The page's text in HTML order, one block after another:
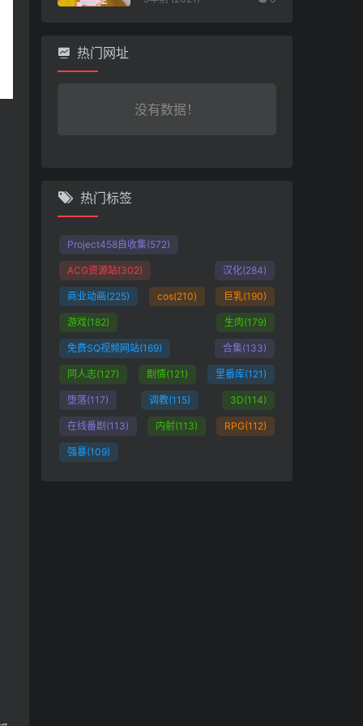
热门网址
没有数据！
热门标签
Project458自收集(572)
ACG资源站(302) 汉化(284)
商业动画(225) cos(210) 巨乳(190)
游戏(182) 生肉(179)
免费SQ视频网站(169) 合集(133)
同人志(127) 剧情(121) 里番库(121)
堕落(117) 调教(115) 3D(114)
在线番剧 (113) 内射(113) RPG(112)
强暴(109)